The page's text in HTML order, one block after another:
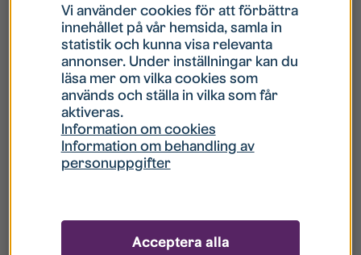
Viktigt! En hemförsäkring måste du ha. Du
som bor hos Studentbostäder kan teckna
en förmånlig försäkring hos
Länsförsäkringar Östgöta.
Vi använder cookies för att förbättra
innehållet på vår hemsida, samla in
statistik och kunna visa relevanta
annonser. Under inställningar kan du
läsa mer om vilka cookies som
används och ställa in vilka som får
aktiveras.
Information om cookies
Information om behandling av
personuppgifter
Acceptera alla